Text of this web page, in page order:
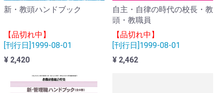
新・教頭ハンドブック
【品切れ中】
[刊行日]1999-08-01
¥ 2,420
自主・自律の時代の校長・教
頭・教職員
【品切れ中】
[刊行日]1999-08-01
¥ 2,462